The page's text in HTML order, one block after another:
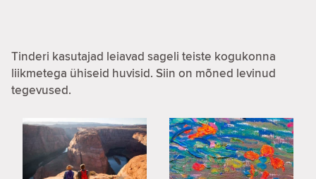
Tinderi kasutajad leiavad sageli teiste kogukonna
liikmetega ühiseid huvisid. Siin on mõned levinud
tegevused.